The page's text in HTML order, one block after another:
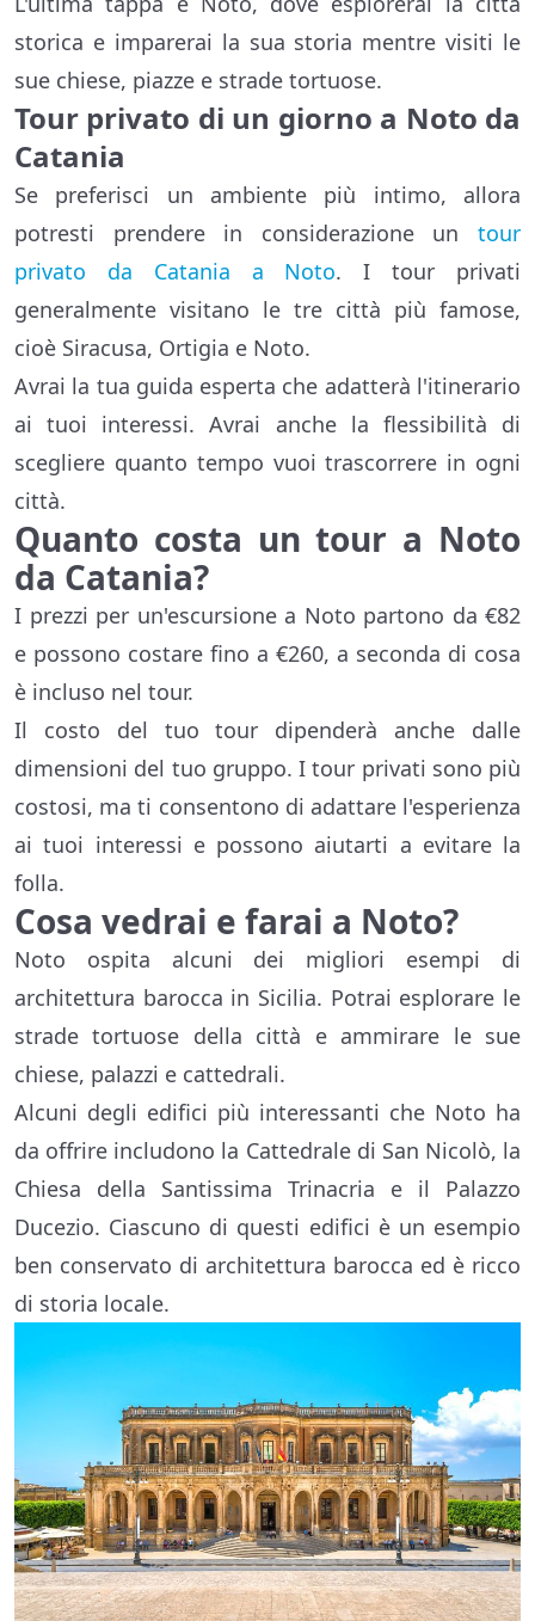
storica e imparerai la sua storia mentre visiti le
sue chiese, piazze e strade tortuose.
Tour privato di un giorno a Noto da
Catania
Se preferisci un ambiente più intimo, allora
potresti prendere in considerazione un tour
privato da Catania a Noto. I tour privati
generalmente visitano le tre città più famose,
cioè Siracusa, Ortigia e Noto.
Avrai la tua guida esperta che adatterà l'itinerario
ai tuoi interessi. Avrai anche la flessibilità di
scegliere quanto tempo vuoi trascorrere in ogni
città.
Quanto costa un tour a Noto
da Catania?
I prezzi per un'escursione a Noto partono da €82
e possono costare fino a €260, a seconda di cosa
è incluso nel tour.
Il costo del tuo tour dipenderà anche dalle
dimensioni del tuo gruppo. I tour privati sono più
costosi, ma ti consentono di adattare l'esperienza
ai tuoi interessi e possono aiutarti a evitare la
folla.
Cosa vedrai e farai a Noto?
Noto ospita alcuni dei migliori esempi di
architettura barocca in Sicilia. Potrai esplorare le
strade tortuose della città e ammirare le sue
chiese, palazzi e cattedrali.
Alcuni degli edifici più interessanti che Noto ha
da offrire includono la Cattedrale di San Nicolò, la
Chiesa della Santissima Trinacria e il Palazzo
Ducezio. Ciascuno di questi edifici è un esempio
ben conservato di architettura barocca ed è ricco
di storia locale.